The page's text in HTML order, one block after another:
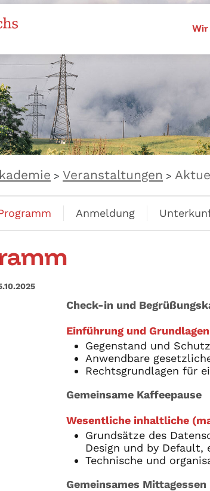
Wir
> Veranstaltungen >
Anmeldung
Check-in und
Einführung und Grundlagen
Gegenstand und
Anwendbare
Rechtsgrundlagen für
Gemeinsame Kaffeepause
Wesentliche inhaltliche
Grundsätze des
Design und by Default,
Technische und
Gemeinsames Mittagessen